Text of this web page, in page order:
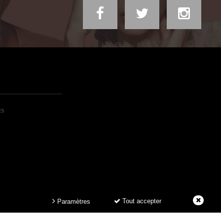
Tout accepter
Paramètres